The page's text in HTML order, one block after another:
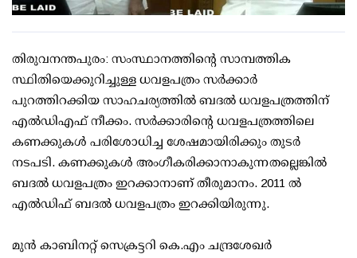
തിരുവനന്തപുരം: സംസ്ഥാനത്തിന്റെ സാമ്പത്തിക
സ്ഥിതിയെക്കുറിച്ചുള്ള ധവളപത്രം സര്‍ക്കാര്‍
പുറത്തിറക്കിയ സാഹചര്യത്തില്‍ ബദല്‍ ധവളപത്രത്തിന്
എല്‍ഡിഎഫ് നീക്കം. സര്‍ക്കാരിന്റെ ധവളപത്രത്തിലെ
കണക്കുകള്‍ പരിശോധിച്ച ശേഷമായിരിക്കും തുടര്‍
നടപടി. കണക്കുകള്‍ അംഗീകരിക്കാനാകുന്നതല്ലെങ്കില്‍
ബദല്‍ ധവളപത്രം ഇറക്കാനാണ് തീരുമാനം. 2011 ല്‍
എല്‍ഡിഫ് ബദല്‍ ധവളപത്രം ഇറക്കിയിരുന്നു.
മുന്‍ കാബിനറ്റ് സെക്രട്ടറി കെ.എം ചന്ദ്രശേഖര്‍